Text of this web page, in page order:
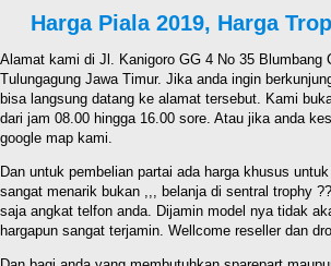
Harga Piala 2019, Harga
Alamat kami di Jl. Kanigoro GG 4 No 35 Blumbang
Tulungagung Jawa Timur. Jika anda ingin
bisa langsung datang ke alamat tersebut. Kami
dari jam 08.00 hingga 16.00 sore. Atau jika anda
google map kami.
Dan untuk pembelian partai ada harga khusus
sangat menarik bukan ,,, belanja di sentral trophy
saja angkat telfon anda. Dijamin model nya tidak
hargapun sangat terjamin. Wellcome reseller dan